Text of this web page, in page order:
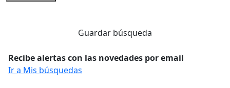
Guardar búsqueda
Recibe alertas con las novedades por email
Ir a Mis búsquedas